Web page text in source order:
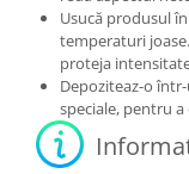
Usucă produsul
temperaturi
proteja
Depoziteaz-o
speciale, pentru